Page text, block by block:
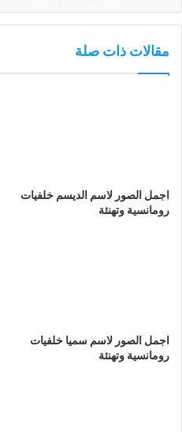
مقالات ذات صلة
اجمل الصور لاسم الديسم خلفيات
رومانسية وتهنئة
اجمل الصور لاسم سميا خلفيات
رومانسية وتهنئة